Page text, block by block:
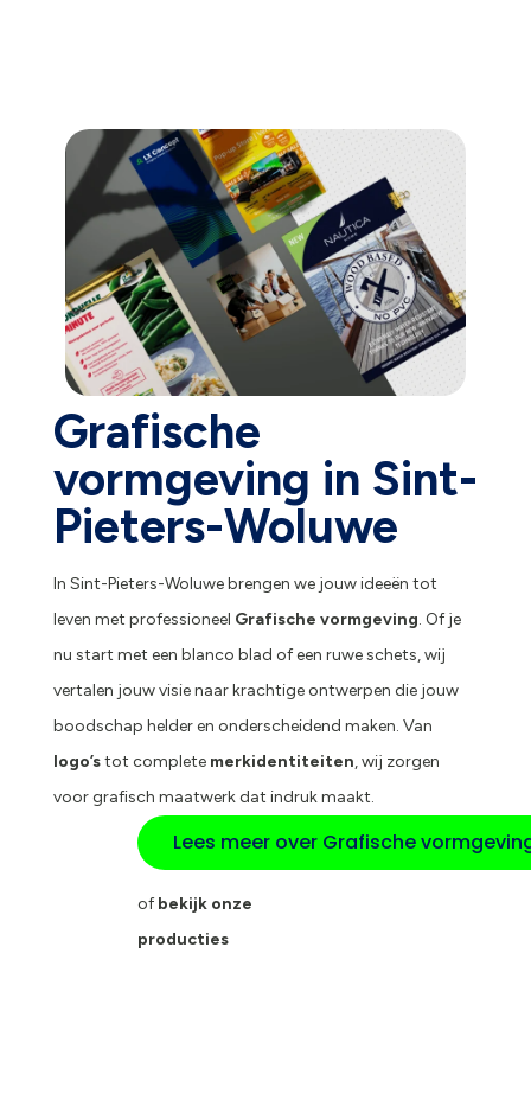
Grafische
vormgeving in Sint-
Pieters-Woluwe
In Sint-Pieters-Woluwe brengen we jouw ideeën tot
leven met professioneel Grafische vormgeving. Of je
nu start met een blanco blad of een ruwe schets, wij
vertalen jouw visie naar krachtige ontwerpen die jouw
boodschap helder en onderscheidend maken. Van
logo’stot complete merkidentiteiten, wij zorgen
voor grafisch maatwerk dat indruk maakt.
Lees meer over Grafische
ofbekijk onze
producties